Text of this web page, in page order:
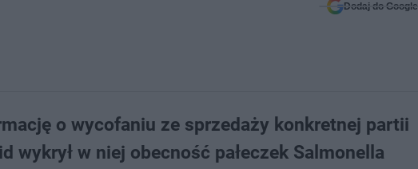
Dodaj do Google
o wycofaniu ze sprzedaży konkretnej partii
wykrył w niej obecność pałeczek Salmonella